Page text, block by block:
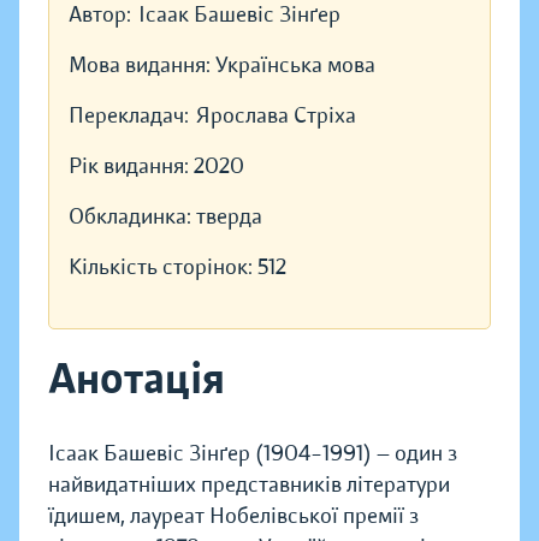
Автор: Ісаак Башевіс Зінґер
Мова видання: Українська мова
Перекладач: Ярослава Стріха
Рік видання: 2020
Обкладинка: тверда
Кількість сторінок: 512
Анотація
Ісаак Башевіс Зінґер (1904–1991) — один з
найвидатніших представників літератури
їдишем, лауреат Нобелівської премії з